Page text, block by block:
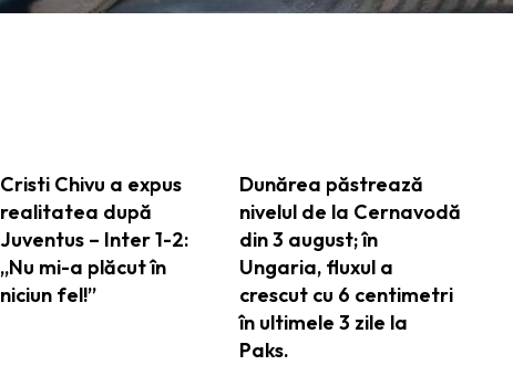
Cristi Chivu a expus
realitatea după
Juventus – Inter 1-2:
„Nu mi-a plăcut în
niciun fel!”
Dunărea păstrează
nivelul de la Cernavodă
din 3 august; în
Ungaria, fluxul a
crescut cu 6 centimetri
în ultimele 3 zile la
Paks.